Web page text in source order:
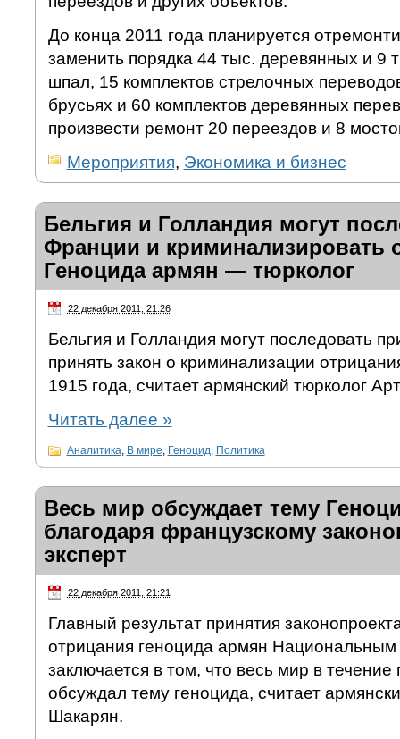
До конца 2011 года планируется
заменить порядка 44 тыс. деревянных и 9
шпал, 15 комплектов стрелочных
брусьях и 60 комплектов деревянных
произвести ремонт 20 переездов и 8
Мероприятия, Экономика и бизнес
Бельгия и Голландия могут
Франции и криминализировать
Геноцида армян — тюрколог
22 декабря 2011, 21:26
Бельгия и Голландия могут последовать
принять закон о криминализации
1915 года, считает армянский тюрколог
Читать далее »
Аналитика, В мире, Геноцид, Политика
Весь мир обсуждает тему
благодаря французскому
эксперт
22 декабря 2011, 21:21
Главный результат принятия
отрицания геноцида армян
заключается в том, что весь мир в
обсуждал тему геноцида, считает
Шакарян.